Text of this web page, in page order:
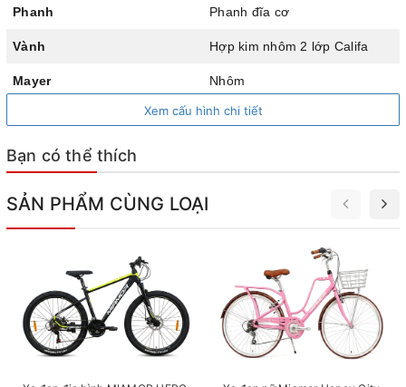
Phanh Phanh đĩa cơ
Vành Hợp kim nhôm 2 lớp Califa
Mayer Nhôm
Chiều cao phù hợp xe 1m55 - 1m80
Xem cấu hình chi tiết
Bạn có thể thích
SẢN PHẨM CÙNG LOẠI